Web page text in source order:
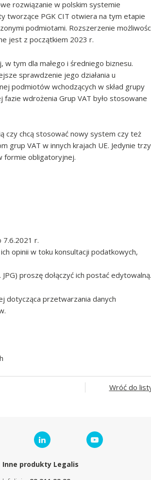
rozwiązanie w polskim systemie
tworzące PGK CIT otwiera na tym etapie
podmiotami. Rozszerzenie
jest z początkiem 2023 r.
tym dla małego i średniego biznesu.
sprawdzenie jego działania u
podmiotów wchodzących w skład grupy
wdrożenia Grup VAT było stosowane
czy chcą stosować nowy system czy też
grup VAT w innych krajach UE. Jedynie trzy
formie obligatoryjnej.
7.6.2021 r.
opinii w toku konsultacji podatkowych,
proszę dołączyć ich postać edytowalną.
dotycząca przetwarzania danych
Wróć do
Inne produkty Legalis